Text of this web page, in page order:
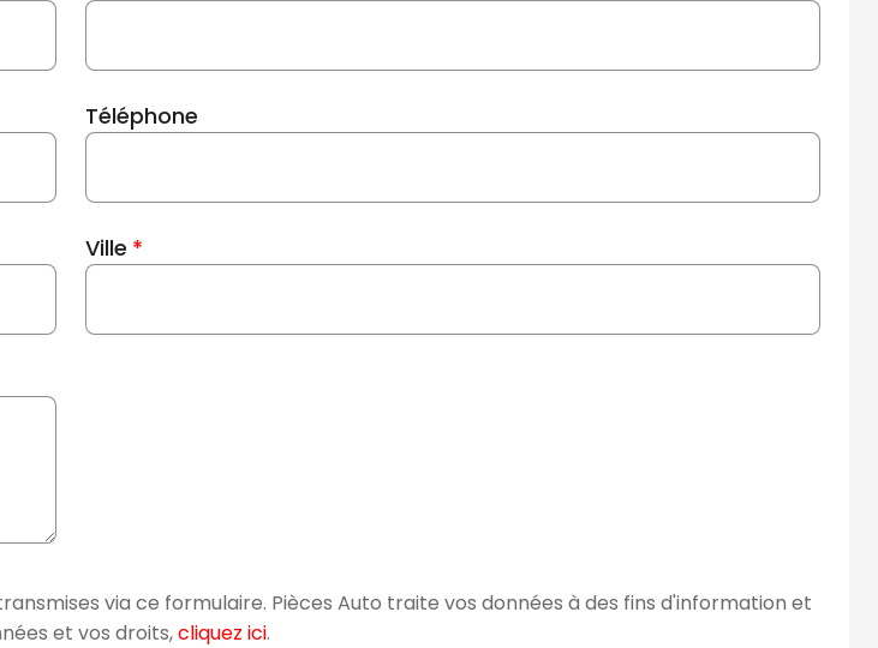
Téléphone
Ville
via ce formulaire. Pièces Auto traite vos données à des fins d'information et
et vos droits,cliquez ici.